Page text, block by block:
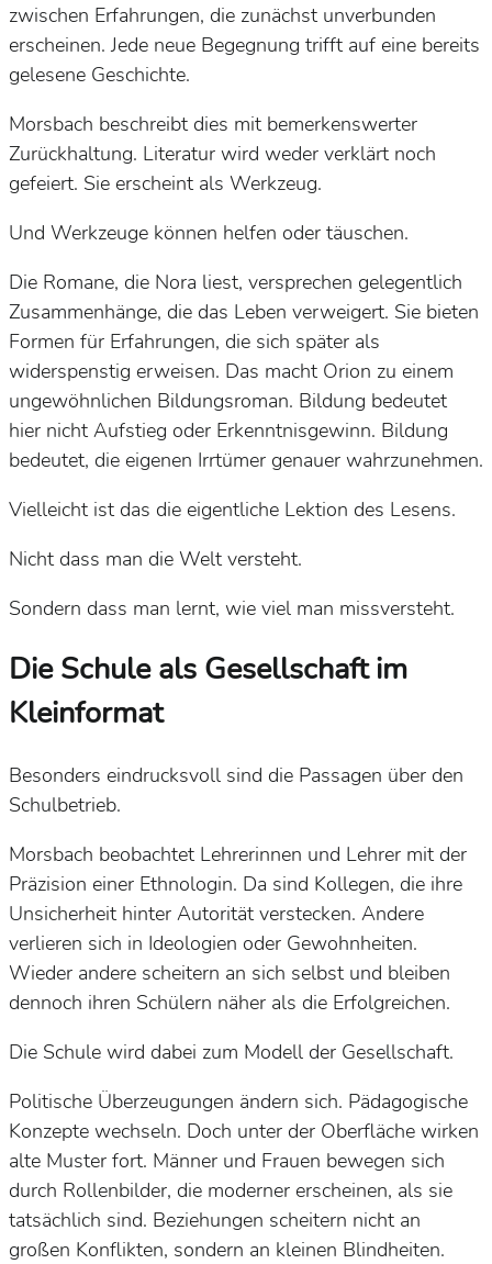
zwischen Erfahrungen, die zunächst unverbunden
erscheinen. Jede neue Begegnung trifft auf eine bereits
gelesene Geschichte.
Morsbach beschreibt dies mit bemerkenswerter
Zurückhaltung. Literatur wird weder verklärt noch
gefeiert. Sie erscheint als Werkzeug.
Und Werkzeuge können helfen oder täuschen.
Die Romane, die Nora liest, versprechen gelegentlich
Zusammenhänge, die das Leben verweigert. Sie bieten
Formen für Erfahrungen, die sich später als
widerspenstig erweisen. Das macht Orion zu einem
ungewöhnlichen Bildungsroman. Bildung bedeutet
hier nicht Aufstieg oder Erkenntnisgewinn. Bildung
bedeutet, die eigenen Irrtümer genauer wahrzunehmen.
Vielleicht ist das die eigentliche Lektion des Lesens.
Nicht dass man die Welt versteht.
Sondern dass man lernt, wie viel man missversteht.
Die Schule als Gesellschaft im
Kleinformat
Besonders eindrucksvoll sind die Passagen über den
Schulbetrieb.
Morsbach beobachtet Lehrerinnen und Lehrer mit der
Präzision einer Ethnologin. Da sind Kollegen, die ihre
Unsicherheit hinter Autorität verstecken. Andere
verlieren sich in Ideologien oder Gewohnheiten.
Wieder andere scheitern an sich selbst und bleiben
dennoch ihren Schülern näher als die Erfolgreichen.
Die Schule wird dabei zum Modell der Gesellschaft.
Politische Überzeugungen ändern sich. Pädagogische
Konzepte wechseln. Doch unter der Oberfläche wirken
alte Muster fort. Männer und Frauen bewegen sich
durch Rollenbilder, die moderner erscheinen, als sie
tatsächlich sind. Beziehungen scheitern nicht an
großen Konflikten, sondern an kleinen Blindheiten.